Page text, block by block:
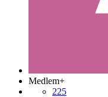
Medlem+
225